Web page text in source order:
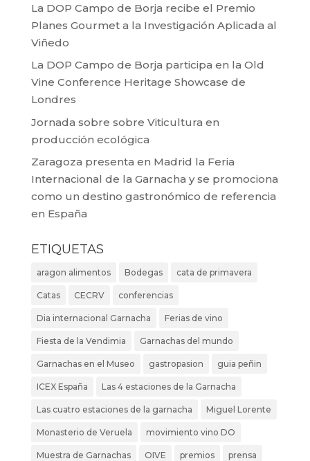
La DOP Campo de Borja recibe el Premio
Planes Gourmet a la Investigación Aplicada al
Viñedo
La DOP Campo de Borja participa en la Old
Vine Conference Heritage Showcase de
Londres
Jornada sobre sobre Viticultura en
producción ecológica
Zaragoza presenta en Madrid la Feria
Internacional de la Garnacha y se promociona
como un destino gastronómico de referencia
en España
ETIQUETAS
aragon alimentos Bodegas cata de primavera
Catas CECRV conferencias
Dia internacional Garnacha Ferias de vino
Fiesta de la Vendimia Garnachas del mundo
Garnachas en el Museo gastropasion guia peñin
ICEX España Las 4 estaciones de la Garnacha
Las cuatro estaciones de la garnacha Miguel Lorente
Monasterio de Veruela movimiento vino DO
Muestra de Garnachas OIVE premios prensa